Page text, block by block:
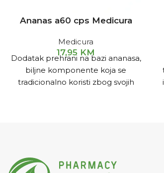
Ananas a60 cps Medicura
Medicura
17,95 KM
Dodatak prehrani na bazi ananasa,
biljne komponente koja se
tradicionalno koristi zbog svojih